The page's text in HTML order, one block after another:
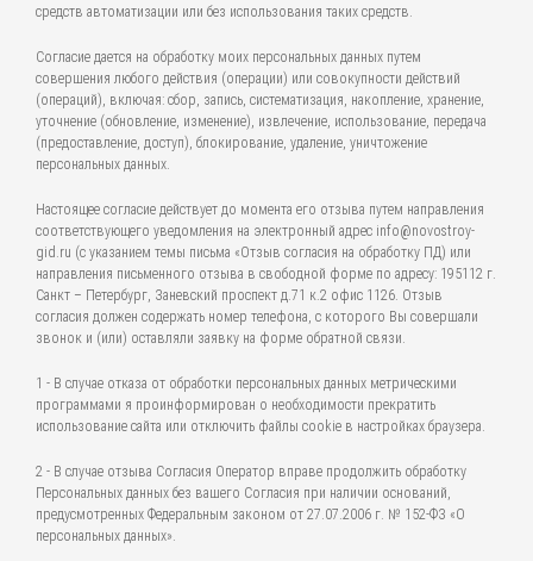
средств автоматизации или без использования таких средств.
Согласие дается на обработку моих персональных данных путем
совершения любого действия (операции) или совокупности действий
(операций), включая: сбор, запись, систематизация, накопление, хранение,
уточнение (обновление, изменение), извлечение, использование, передача
(предоставление, доступ), блокирование, удаление, уничтожение
персональных данных.
Настоящее согласие действует до момента его отзыва путем направления
соответствующего уведомления на электронный адрес info@novostroy-
gid.ru (с указанием темы письма «Отзыв согласия на обработку ПД) или
направления письменного отзыва в свободной форме по адресу: 195112 г.
Санкт – Петербург, Заневский проспект д.71 к.2 офис 1126. Отзыв
согласия должен содержать номер телефона, с которого Вы совершали
звонок и (или) оставляли заявку на форме обратной связи.
1 - В случае отказа от обработки персональных данных метрическими
программами я проинформирован о необходимости прекратить
использование сайта или отключить файлы cookie в настройках браузера.
2 - В случае отзыва Согласия Оператор вправе продолжить обработку
Персональных данных без вашего Согласия при наличии оснований,
предусмотренных Федеральным законом от 27.07.2006 г. № 152-ФЗ «О
персональных данных».